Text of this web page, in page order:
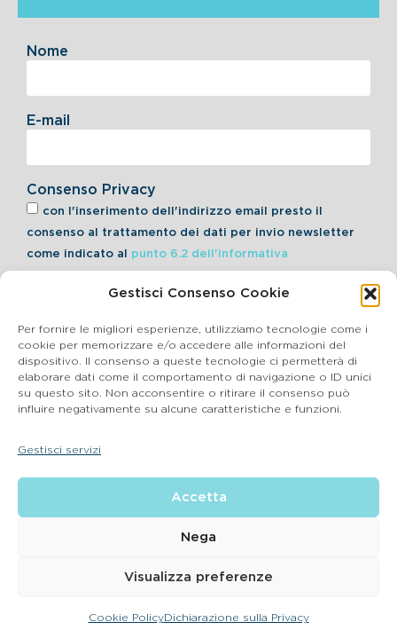
Gestisci Consenso Cookie
Per fornire le migliori esperienze, utilizziamo tecnologie come i
cookie per memorizzare e/o accedere alle informazioni del
dispositivo. Il consenso a queste tecnologie ci permetterà di
elaborare dati come il comportamento di navigazione o ID unici
su questo sito. Non acconsentire o ritirare il consenso può
influire negativamente su alcune caratteristiche e funzioni.
Gestisci servizi
Accetta
Nega
Visualizza preferenze
Cookie PolicyDichiarazione sulla Privacy
Consenso Privacy
con l'inserimento dell'indirizzo email presto il
consenso al trattamento dei dati per invio newsletter
come indicato al punto 6.2 dell'informativa
Nome
E-mail
Iscriviti alla Newsletter
Cookie Policy
P.IVA 03864990134 SDI:SUBM70N REA: BS – 602533 – Capitale
sociale deliberato 34,732.500, i.v. –
| Email:
CONTATTA LA CLINICA PIÙ VICINA A TE